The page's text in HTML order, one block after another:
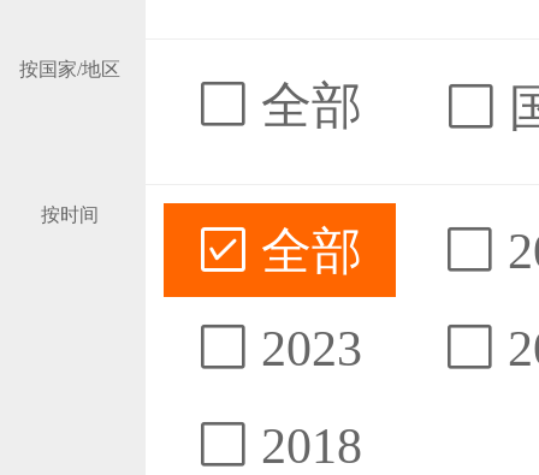
按国家/地区
全部
按时间
全部
2023
2018